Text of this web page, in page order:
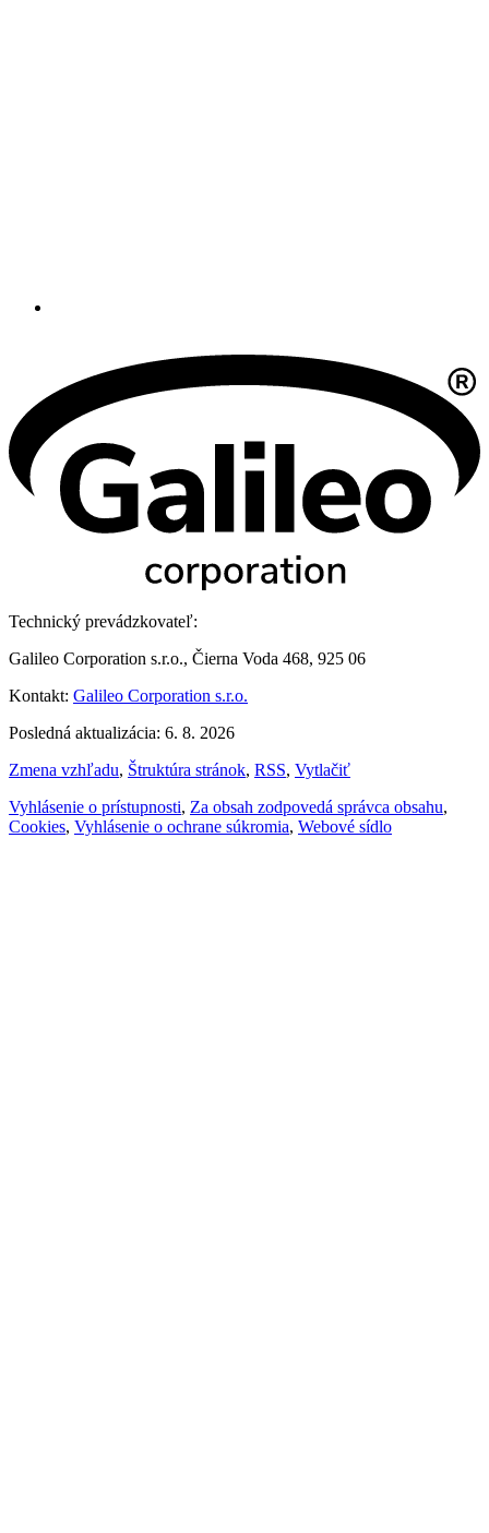
Technický prevádzkovateľ:
Galileo Corporation s.r.o., Čierna Voda 468, 925 06
Kontakt: Galileo Corporation s.r.o.
Posledná aktualizácia: 6. 8. 2026
Zmena vzhľadu, Štruktúra stránok, RSS, Vytlačiť
Vyhlásenie o prístupnosti, Za obsah zodpovedá správca obsahu,
Cookies, Vyhlásenie o ochrane súkromia, Webové sídlo